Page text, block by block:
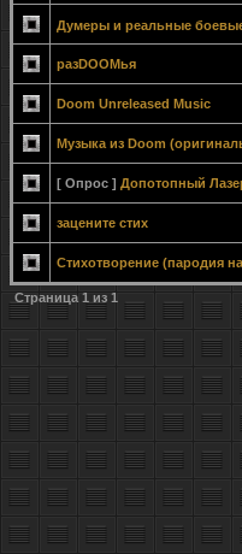
Думеры и реальные
разDOOMья
Doom Unreleased Music
Музыка из Doom
[ Опрос ] Допотопный
зацените стих
Стихотворение (пародия
Страница 1 из 1